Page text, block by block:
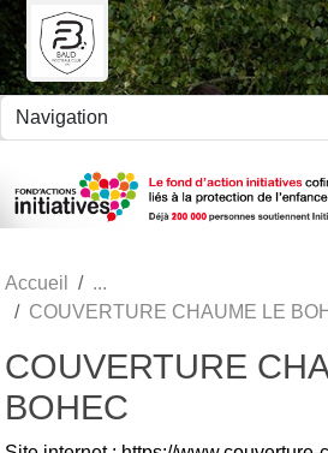
Accueil
COUVERTURE CHAUME LE
COUVERTURE
BOHEC
Panneau de gestion des cookies